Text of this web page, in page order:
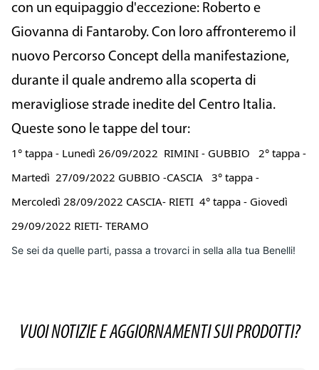
con un equipaggio d'eccezione: Roberto e
Giovanna di Fantaroby. Con loro affronteremo il
nuovo Percorso Concept della manifestazione,
durante il quale andremo alla scoperta di
meravigliose strade inedite del Centro Italia.
Queste sono le tappe del tour:
1° tappa​ - Lunedì 26/09/2022​ ​ RIMINI - GUBBIO​
2° tappa -
Martedì  27/09/2022​ GUBBIO -CASCIA
3° tappa -
Mercoledì 28/09/2022​ CASCIA- RIETI 4° tappa - Giovedì
29/09/2022​ RIETI- TERAMO
Se sei da quelle parti, passa a trovarci in sella alla tua Benelli!
VUOI NOTIZIE E AGGIORNAMENTI SUI PRODOTTI?